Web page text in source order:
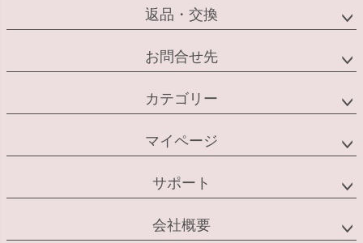
返品・交換
お問合せ先
カテゴリー
マイページ
サポート
会社概要